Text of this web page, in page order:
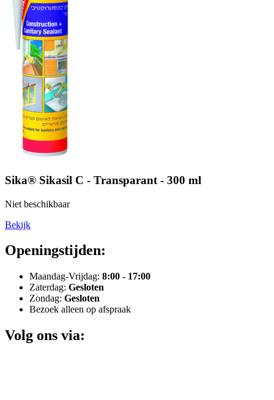
Sika® Sikasil C - Transparant - 300 ml
Niet beschikbaar
Bekijk
Openingstijden:
Maandag-Vrijdag: 8:00 - 17:00
Zaterdag: Gesloten
Zondag: Gesloten
Bezoek alleen op afspraak
Volg ons via: